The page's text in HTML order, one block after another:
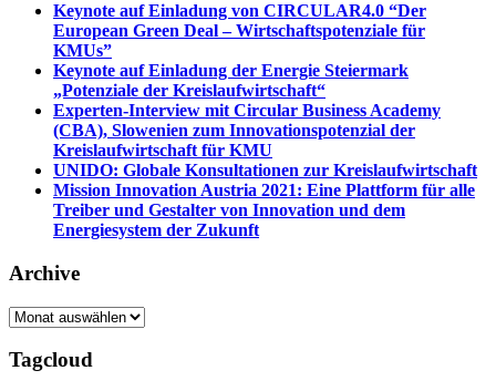
Keynote auf Einladung von CIRCULAR4.0 “Der
European Green Deal – Wirtschaftspotenziale für
KMUs”
Keynote auf Einladung der Energie Steiermark
„Potenziale der Kreislaufwirtschaft“
Experten-Interview mit Circular Business Academy
(CBA), Slowenien zum Innovationspotenzial der
Kreislaufwirtschaft für KMU
UNIDO: Globale Konsultationen zur Kreislaufwirtschaft
Mission Innovation Austria 2021: Eine Plattform für alle
Treiber und Gestalter von Innovation und dem
Energiesystem der Zukunft
Archive
Archive
Tagcloud